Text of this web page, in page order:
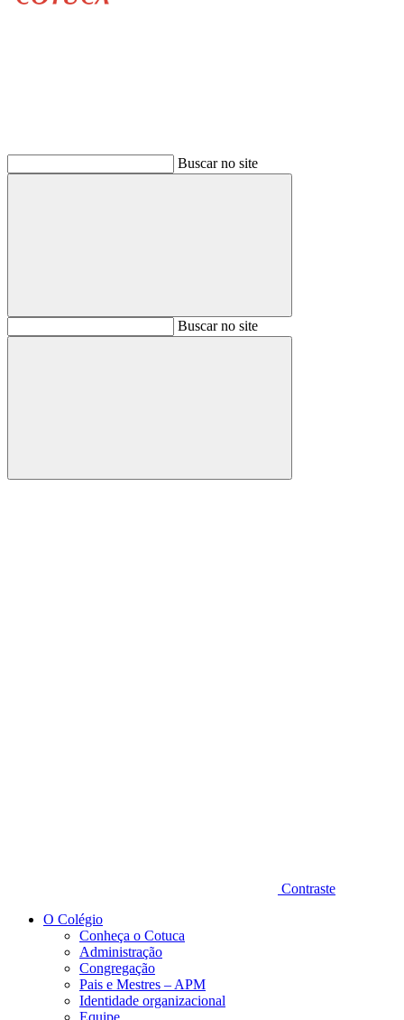
Buscar no site
BuscarBuscar no site
Buscar
Contraste
O Colégio
Conheça o Cotuca
Administração
Congregação
Pais e Mestres – APM
Identidade organizacional
Equipe